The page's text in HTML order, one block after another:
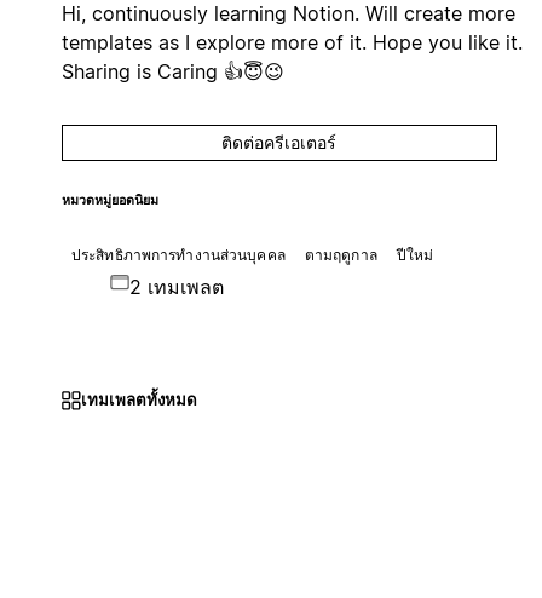
Hi, continuously learning Notion. Will create more
templates as I explore more of it. Hope you like it.
Sharing is Caring 👍😇😉
ติดต่อครีเอเตอร์
หมวดหมู่ยอดนิยม
ประสิทธิภาพการทำงานส่วนบุคคล ตามฤดูกาล ปีใหม่
2 เทมเพลต
เทมเพลตทั้งหมด